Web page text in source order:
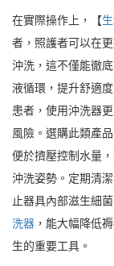
在實際操作上，【
者，照護者可以在
沖洗，這不僅能徹
液循環，提升舒適
患者，使用沖洗器
風險。選購此類產
便於擠壓控制水量
沖洗姿勢。定期清
止器具內部滋生細
洗器 ，能大幅降低
生的重要工具。